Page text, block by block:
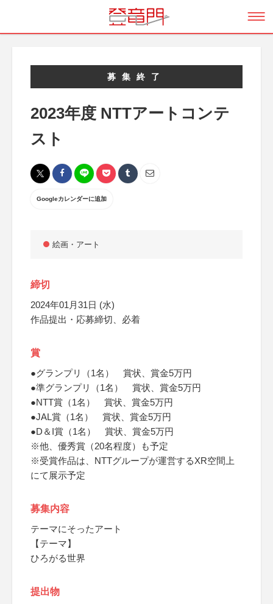
募集終了
2023年度 NTTアートコンテ
スト
Googleカレンダーに追加
絵画・アート
締切
2024年01月31日 (水)
作品提出・応募締切、必着
賞
●グランプリ（1名） 賞状、賞金5万円
●準グランプリ（1名） 賞状、賞金5万円
●NTT賞（1名） 賞状、賞金5万円
●JAL賞（1名） 賞状、賞金5万円
●D＆I賞（1名） 賞状、賞金5万円
※他、優秀賞（20名程度）も予定
※受賞作品は、NTTグループが運営するXR空間上
にて展示予定
募集内容
テーマにそったアート
【テーマ】
ひろがる世界
提出物